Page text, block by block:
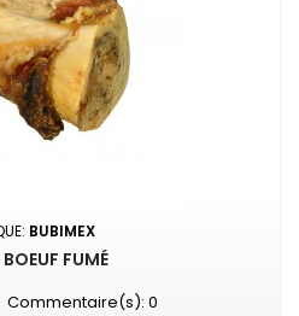
BUBIMEX
FUMÉ
Commentaire(s): 0